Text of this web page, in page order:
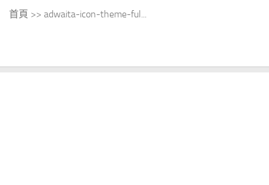
首頁 >> adwaita-icon-theme-ful...